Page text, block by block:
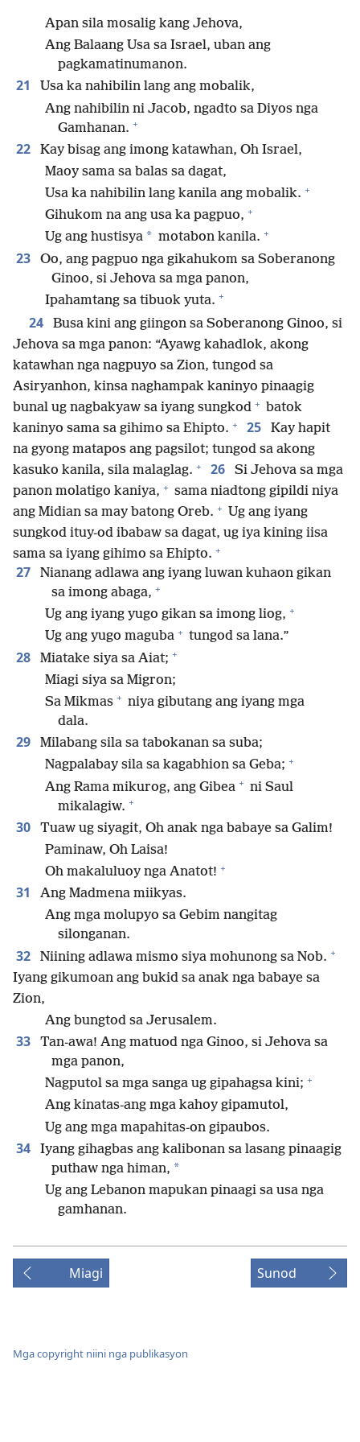
Apan sila mosalig kang Jehova,
Ang Balaang Usa sa Israel, uban ang
pagkamatinumanon.
21
Usa ka nahibilin lang ang mobalik,
Ang nahibilin ni Jacob, ngadto sa Diyos nga
Gamhanan. +
22
Kay bisag ang imong katawhan, Oh Israel,
Maoy sama sa balas sa dagat,
Usa ka nahibilin lang kanila ang mobalik. +
Gihukom na ang usa ka pagpuo, +
Ug ang hustisya * motabon kanila. +
23
Oo, ang pagpuo nga gikahukom sa Soberanong
Ginoo, si Jehova sa mga panon,
Ipahamtang sa tibuok yuta. +
24
Busa kini ang giingon sa Soberanong Ginoo, si
Jehova sa mga panon: “Ayawg kahadlok, akong
katawhan nga nagpuyo sa Zion, tungod sa
Asiryanhon, kinsa naghampak kaninyo pinaagig
bunal ug nagbakyaw sa iyang sungkod + batok
kaninyo sama sa gihimo sa Ehipto. + 25
Kay hapit
na gyong matapos ang pagsilot; tungod sa akong
kasuko kanila, sila malaglag. + 26
Si Jehova sa mga
panon molatigo kaniya, + sama niadtong gipildi niya
ang Midian sa may batong Oreb. + Ug ang iyang
sungkod ituy-od ibabaw sa dagat, ug iya kining iisa
sama sa iyang gihimo sa Ehipto. +
27
Nianang adlawa ang iyang luwan kuhaon gikan
sa imong abaga, +
Ug ang iyang yugo gikan sa imong liog, +
Ug ang yugo maguba + tungod sa lana.”
28 Miatake siya sa Aiat; +
Miagi siya sa Migron;
Sa Mikmas + niya gibutang ang iyang mga
dala.
29
Milabang sila sa tabokanan sa suba;
Nagpalabay sila sa kagabhion sa Geba; +
Ang Rama mikurog, ang Gibea + ni Saul
mikalagiw. +
30
Tuaw ug siyagit, Oh anak nga babaye sa Galim!
Paminaw, Oh Laisa!
Oh makaluluoy nga Anatot! +
31
Ang Madmena miikyas.
Ang mga molupyo sa Gebim nangitag
silonganan.
32 Niining adlawa mismo siya mohunong sa Nob. +
Iyang gikumoan ang bukid sa anak nga babaye sa
Zion,
Ang bungtod sa Jerusalem.
33
Tan-awa! Ang matuod nga Ginoo, si Jehova sa
mga panon,
Nagputol sa mga sanga ug gipahagsa kini; +
Ang kinatas-ang mga kahoy gipamutol,
Ug ang mga mapahitas-on gipaubos.
34
Iyang gihagbas ang kalibonan sa lasang pinaagig
puthaw nga himan, *
Ug ang Lebanon mapukan pinaagi sa usa nga
gamhanan.
Miagi Sunod
Mga copyright niini nga publikasyon